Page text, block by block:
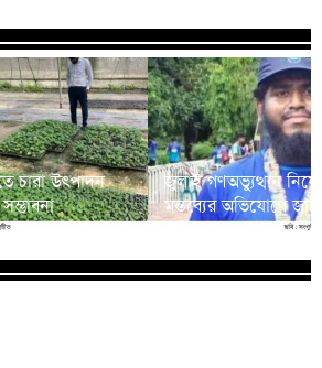
চারা উৎপাদন
জুলাই গণঅভ্যুত্থান
মন্তব্যের অভিযোগে জাবি